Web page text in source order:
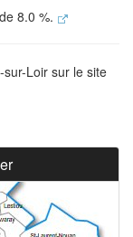
8.0 %.
Loir sur le site